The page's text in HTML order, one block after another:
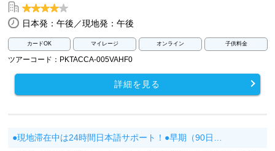
日本発：午後／現地発：午後
カードOK マイレージ オンライン 子供料金
ツアーコード：PKTACCA-005VAHF0
詳細を見る
●現地滞在中は24時間日本語サポート！●早期（90日…